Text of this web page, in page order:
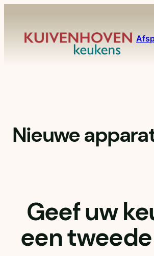
Nieuwe
Geef uw
een